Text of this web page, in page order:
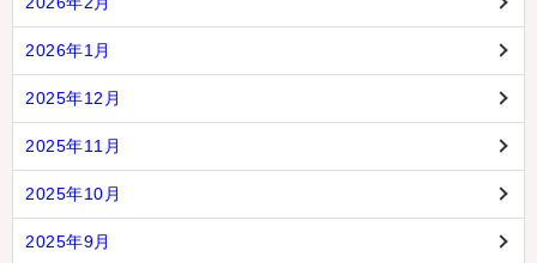
2026年1月
2025年12月
2025年11月
2025年10月
2025年9月